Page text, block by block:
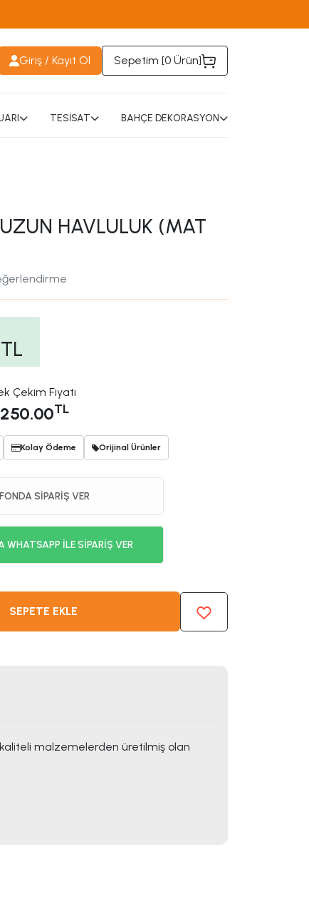
Giriş / Kayıt Ol Sepetim [0 Ürün]
TESİSAT BAHÇE DEKORASYON
HAVLULUK (MAT
TL
Çekim Fiyatı
TL
Kolay Ödeme Orijinal Ürünler
SİPARİŞ VER
WHATSAPP İLE SİPARİŞ VER
SEPETE EKLE
malzemelerden üretilmiş olan